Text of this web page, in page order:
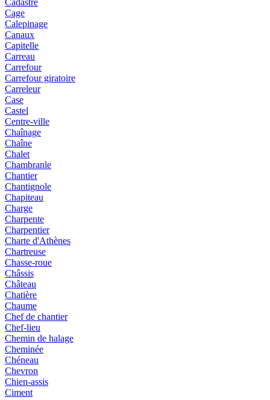
Cadastre
Cage
Calepinage
Canaux
Capitelle
Carreau
Carrefour
Carrefour giratoire
Carreleur
Case
Castel
Centre-ville
Chaînage
Chaîne
Chalet
Chambranle
Chantier
Chantignole
Chapiteau
Charge
Charpente
Charpentier
Charte d'Athènes
Chartreuse
Chasse-roue
Châssis
Château
Chatière
Chaume
Chef de chantier
Chef-lieu
Chemin de halage
Cheminée
Chéneau
Chevron
Chien-assis
Ciment